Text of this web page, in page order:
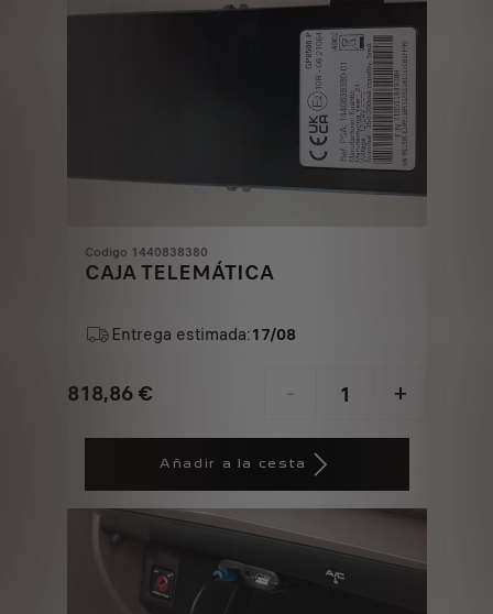
Codigo 1440838380
CAJA TELEMÁTICA
Entrega estimada:17/08
818,86 €
Price
€
- +
Quantity
1
Añadir a la cesta